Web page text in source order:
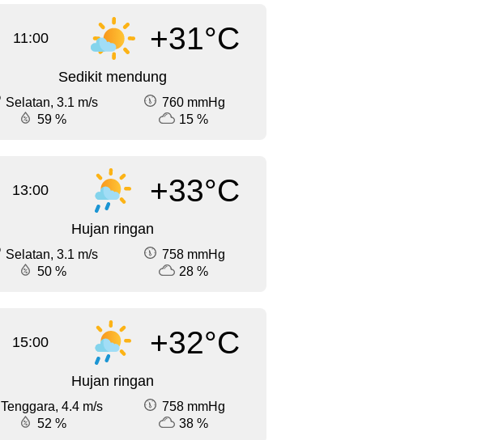
11:00 +31°C
Sedikit mendung
Selatan, 3.1 m/s
760 mmHg
59 %
15 %
13:00 +33°C
Hujan ringan
Selatan, 3.1 m/s
758 mmHg
50 %
28 %
15:00 +32°C
Hujan ringan
Tenggara, 4.4 m/s
758 mmHg
52 %
38 %